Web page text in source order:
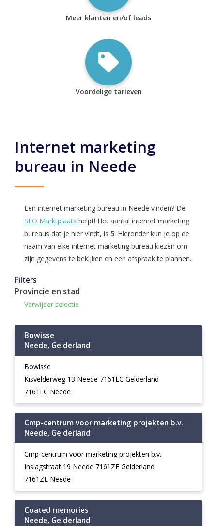
Meer klanten en/of leads
Voordelige tarieven
Internet marketing
bureau in Neede
Een internet marketing bureau in Neede vinden? De
SEO Marktplaats helpt! Het aantal internet marketing
bureaus dat je hier vindt, is 5. Hieronder kun je op de
naam van elke internet marketing bureau kiezen om
zijn gegevens te bekijken en een afspraak te plannen.
Filters
Provincie en stad
Verwijder selectie
Bowisse
Neede, Gelderland
Bowisse
Kisvelderweg 13 Neede 7161LC Gelderland
7161LC Neede
Cmp-centrum voor marketing projekten b.v.
Neede, Gelderland
Cmp-centrum voor marketing projekten b.v.
Inslagstraat 19 Neede 7161ZE Gelderland
7161ZE Neede
Coated memories
Neede, Gelderland